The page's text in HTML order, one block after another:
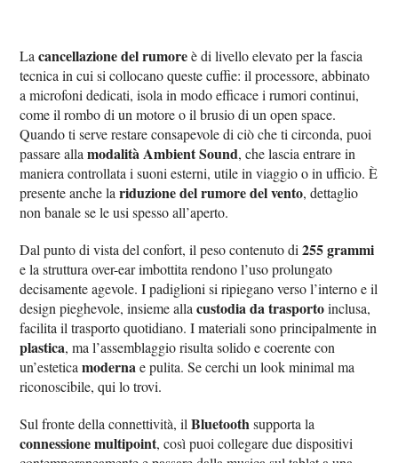
Lacancellazione del rumoreè di livello elevato per la fascia
tecnica in cui si collocano queste cuffie: il processore, abbinato
a microfoni dedicati, isola in modo efficace i rumori continui,
come il rombo di un motore o il brusio di un open space.
Quando ti serve restare consapevole di ciò che ti circonda, puoi
passare allamodalità Ambient Sound, che lascia entrare in
maniera controllata i suoni esterni, utile in viaggio o in ufficio. È
presente anche lariduzione del rumore del vento, dettaglio
non banale se le usi spesso all’aperto.
Dal punto di vista del confort, il peso contenuto di255 grammi
e la struttura over-ear imbottita rendono l’uso prolungato
decisamente agevole. I padiglioni si ripiegano verso l’interno e il
design pieghevole, insieme allacustodia da trasportoinclusa,
facilita il trasporto quotidiano. I materiali sono principalmente in
plastica, ma l’assemblaggio risulta solido e coerente con
un’esteticamoderna e pulita. Se cerchi un look minimal ma
riconoscibile, qui lo trovi.
Sul fronte della connettività, ilBluetooth supporta la
connessione multipoint, così puoi collegare due dispositivi